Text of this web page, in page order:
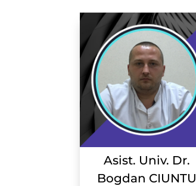
Asist. Univ. Dr.
Bogdan CIUNTU